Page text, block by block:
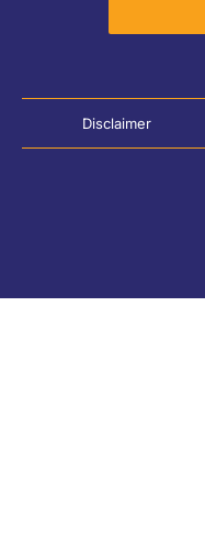
Disclaimer